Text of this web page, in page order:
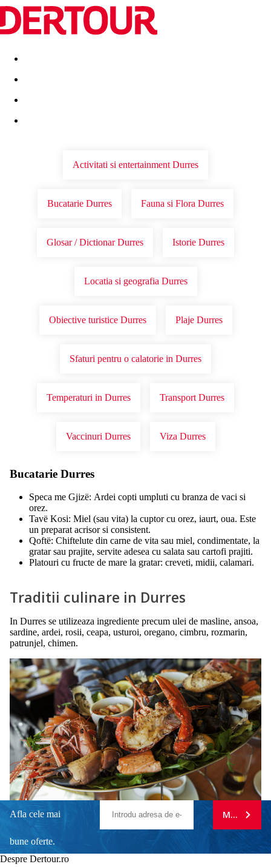
Destinatii Vacanta perfecta OFERTE DE NERATAT
Activitati si entertainment Durres
Bucatarie Durres Fauna si Flora Durres
Glosar / Dictionar Durres Istorie Durres
Locatia si geografia Durres
Obiective turistice Durres Plaje Durres
Sfaturi pentru o calatorie in Durres
Temperaturi in Durres Transport Durres
Vaccinuri Durres Viza Durres
Bucatarie Durres
Speca me Gjizë: Ardei copti umpluti cu branza de vaci si
orez.
Tavë Kosi: Miel (sau vita) la cuptor cu orez, iaurt, oua. Este
un preparat acrisor si consistent.
Qoftë: Chiftelute din carne de vita sau miel, condimentate, la
gratar sau prajite, servite adesea cu salata sau cartofi prajiti.
Platouri cu fructe de mare la gratar: creveti, midii, calamari.
Traditii culinare in Durres
In Durres se utilizeaza ingrediente precum ulei de masline, ansoa,
sardine, ardei, rosii, ceapa, usturoi, oregano, cimbru, rozmarin,
patrunjel, chimen.
Afla cele mai
bune oferte.
MA
Despre Dertour.ro